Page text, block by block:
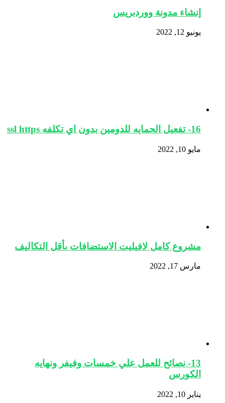
إنشاء مدونة ووردبريس
يونيو 12, 2022
16- تفعيل الحمايه للدومين بدون اي تكلفه ssl https
مايو 10, 2022
مشروع كامل لافيليت الاستضافات بأقل التكاليف
مارس 17, 2022
13- نصائح للعمل علي خمسات وفيفر ونهايه
الكورس
يناير 10, 2022